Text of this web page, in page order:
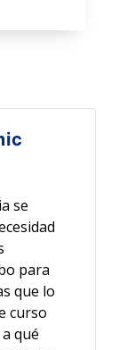
se
para
que lo
curso
qué